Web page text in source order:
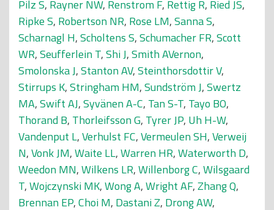
Pilz S, Rayner NW, Renstrom F, Rettig R, Ried JS,
Ripke S, Robertson NR, Rose LM,Sanna S,
Scharnagl H,Scholtens S,Schumacher FR,Scott
WR,Seufferlein T,Shi J,Smith AVernon,
Smolonska J,Stanton AV,Steinthorsdottir V,
Stirrups K,Stringham HM,Sundström J,Swertz
MA,Swift AJ,Syvänen A-C, Tan S-T, Tayo BO,
Thorand B, Thorleifsson G, Tyrer JP, Uh H-W,
Vandenput L,Verhulst FC,Vermeulen SH,Verweij
N,Vonk JM,Waite LL,Warren HR,Waterworth D,
Weedon MN,Wilkens LR,Willenborg C,Wilsgaard
T,Wojczynski MK,Wong A,Wright AF,Zhang Q,
Brennan EP,Choi M, Dastani Z, Drong AW,